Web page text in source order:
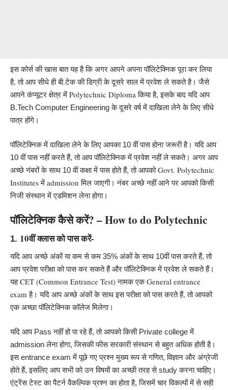
इस कोर्स की खास बात यह है कि अगर आपने अपना पॉलिटेक्निक पूरा कर लिया
है, तो आप सीधे हीबी.टेककी डिग्री के दूसरे साल में प्रवेश ले सकते है।जैसे
आपने कंप्यूटर क्षेत्र में Polytechnic Diplomaकिया है, इसके बाद यदि आप
B.Tech Computer Engineering के दूसरे वर्ष में दाखिला लेने के लिए सीधे
पात्र होंगे।
पॉलिटेक्निक में दाखिला लेने के लिए आपका 10 वीं पास होना जरूरी है। यदि आप
10 वीं पास नहीं करते हैं, तो आप पॉलिटेक्निक में प्रवेश नहीं ले सकते। अगर आप
अच्छे नंबरों के साथ 10 वीं कक्षा में पास होते हैं, तो आपकोGovt. Polytechnic
Institutes में admissionमिल जाएगी। नंबर अच्छे नहीं आने पर आपको किसी
निजी संस्थान में एडमिशन लेना होगा।
पॉलिटेक्निक कैसे करें? – How to do Polytechnic
1. 10वीं क्लास को पास करें-
यदि आप अच्छे अंकों या कम से कम 35% अंकों के साथ 10वीं पास करते हैं, तो
आप प्रवेश परीक्षा को पास कर सकते हैं और पॉलिटेक्निक में प्रवेश ले सकते हैं।
यह CET (Common Entrance Test) नामक एक General entrance
exam है। यदि आप अच्छे अंकों के साथ इस परीक्षा को पास करते हैं, तो आपको
एक अच्छा पॉलिटेक्निक कॉलेज मिलेगा।
यदि आप Pass नहीं हो पा रहे हैं, तो आपको किसी Private college में
admission लेना होगा, जिसकी फीस सरकारी संस्थान से बहुत अधिकहोतीहै।
इसentrance examमें पूछे गए प्रश्न मुख्य रूप से गणित, विज्ञान और अंग्रेजी
होते हैं, इसलिए आप सभी को उन विषयों का अच्छी तरह से study करना चाहिए।
एंट्रेंस टेस्ट का पैटर्न वैकल्पिक प्रश्न का होता है, जिसमें चार विकल्पों में से सही